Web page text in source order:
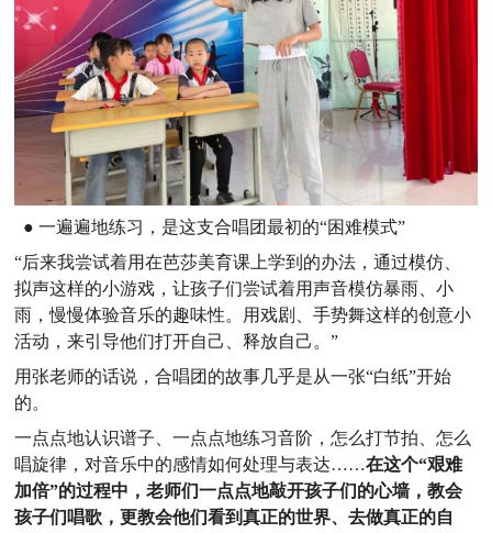
● 一遍遍地练习，是这支合唱团最初的“困难模式”
“后来我尝试着用在芭莎美育课上学到的办法，通过模仿、
拟声这样的小游戏，让孩子们尝试着用声音模仿暴雨、小
雨，慢慢体验音乐的趣味性。用戏剧、手势舞这样的创意小
活动，来引导他们打开自己、释放自己。”
用张老师的话说，合唱团的故事几乎是从一张“白纸”开始
的。
一点点地认识谱子、一点点地练习音阶，怎么打节拍、怎么
唱旋律，对音乐中的感情如何处理与表达……在这个“艰难
加倍”的过程中，老师们一点点地敲开孩子们的心墙，教会
孩子们唱歌，更教会他们看到真正的世界、去做真正的自